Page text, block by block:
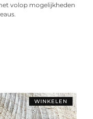
volop mogelijkheden
WINKELEN